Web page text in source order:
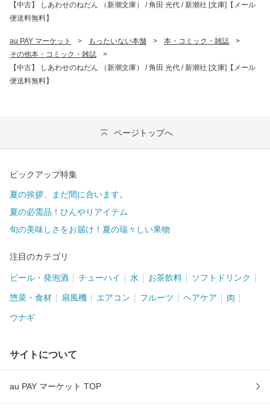
【中古】 しあわせのねだん （新潮文庫） / 角田 光代 / 新潮社 [文庫]【メール
便送料無料】
au PAY マーケット > もったいない本舗 > 本・コミック・雑誌
>
その他本・コミック・雑誌
>
【中古】 しあわせのねだん （新潮文庫） / 角田 光代 / 新潮社 [文庫]【メール
便送料無料】
ページトップへ
ピックアップ特集
夏の挨拶、まだ間に合います。
夏の必需品！ひんやりアイテム
旬の美味しさをお届け！夏の瑞々しい果物
注目のカテゴリ
ビール・発泡酒 チューハイ 水 お茶飲料 ソフトドリンク
惣菜・食材 扇風機 エアコン フルーツ ヘアケア 肉
ウナギ
サイトについて
au PAY マーケット TOP